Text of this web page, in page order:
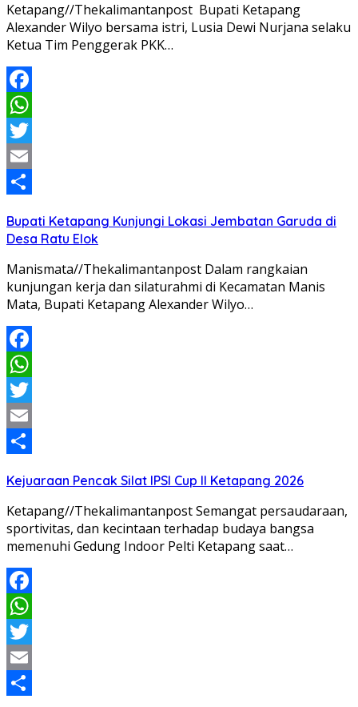
Ketapang//Thekalimantanpost Bupati Ketapang
Alexander Wilyo bersama istri, Lusia Dewi Nurjana selaku
Ketua Tim Penggerak PKK…
Facebook
WhatsApp
Twitter
Email
Bupati Ketapang Kunjungi Lokasi Jembatan Garuda di
Desa Ratu Elok
Manismata//Thekalimantanpost Dalam rangkaian
kunjungan kerja dan silaturahmi di Kecamatan Manis
Mata, Bupati Ketapang Alexander Wilyo…
Facebook
WhatsApp
Twitter
Email
Kejuaraan Pencak Silat IPSI Cup II Ketapang 2026
Ketapang//Thekalimantanpost Semangat persaudaraan,
sportivitas, dan kecintaan terhadap budaya bangsa
memenuhi Gedung Indoor Pelti Ketapang saat…
Facebook
WhatsApp
Twitter
Email